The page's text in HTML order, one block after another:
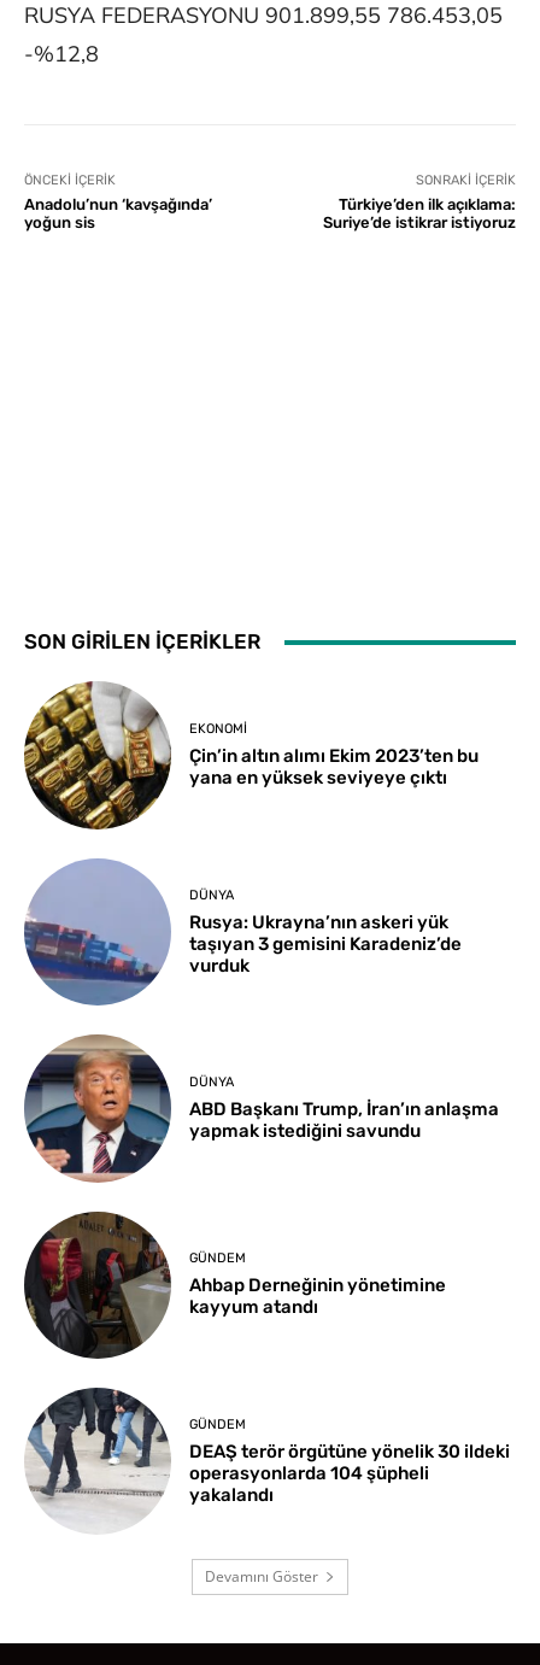
RUSYA FEDERASYONU 901.899,55 786.453,05
-%12,8
ÖNCEKI İÇERIK
Anadolu’nun ‘kavşağında’
yoğun sis
SONRAKI İÇERIK
Türkiye’den ilk açıklama:
Suriye’de istikrar istiyoruz
SON GİRİLEN İÇERİKLER
EKONOMI
Çin’in altın alımı Ekim 2023’ten bu
yana en yüksek seviyeye çıktı
DÜNYA
Rusya: Ukrayna’nın askeri yük
taşıyan 3 gemisini Karadeniz’de
vurduk
DÜNYA
ABD Başkanı Trump, İran’ın anlaşma
yapmak istediğini savundu
GÜNDEM
Ahbap Derneğinin yönetimine
kayyum atandı
GÜNDEM
DEAŞ terör örgütüne yönelik 30 ildeki
operasyonlarda 104 şüpheli
yakalandı
Devamını Göster